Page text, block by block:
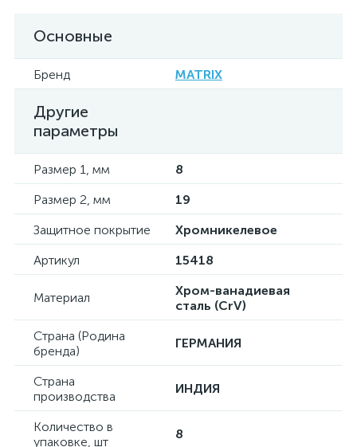
Основные
Бренд MATRIX
Другие
параметры
Размер 1, мм
8
Размер 2, мм
19
Защитное покрытие
Хромникелевое
Артикул
15418
Материал
Хром-ванадиевая
сталь (CrV)
Страна (Родина
бренда)
ГЕРМАНИЯ
Страна
производства
ИНДИЯ
Количество в
упаковке, шт
8